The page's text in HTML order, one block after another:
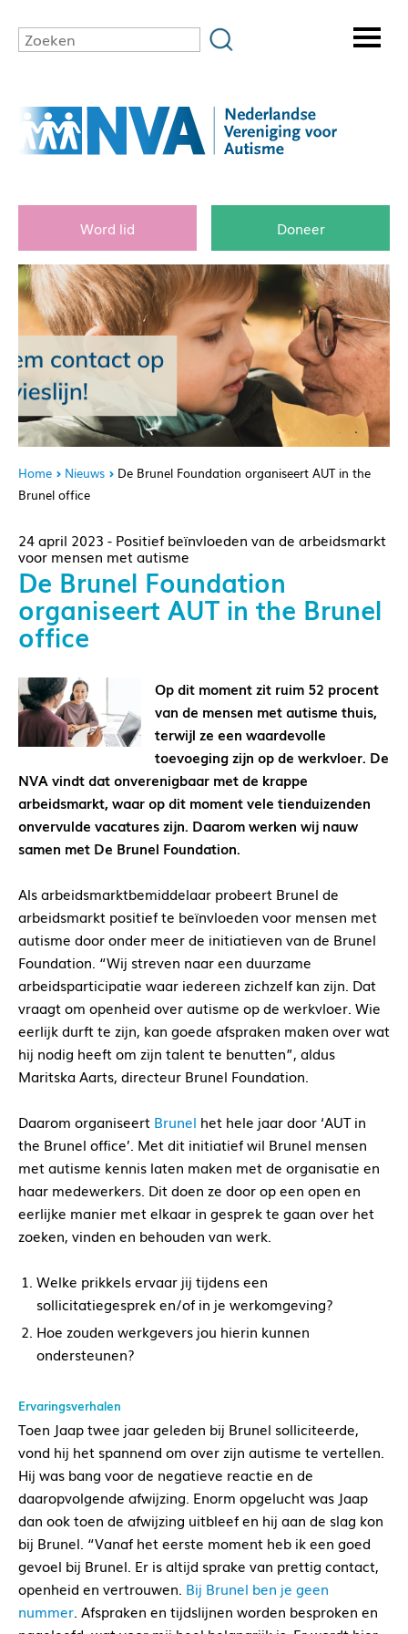
Word lid Doneer
Home Nieuws
De Brunel Foundation organiseert AUT in the
Brunel office
24 april 2023 - Positief beïnvloeden van de arbeidsmarkt
voor mensen met autisme
De Brunel Foundation
organiseert AUT in the Brunel
office
Op dit moment zit ruim 52 procent
van de mensen met autisme thuis,
terwijl ze een waardevolle
toevoeging zijn op de werkvloer. De
NVA vindt dat onverenigbaar met de krappe
arbeidsmarkt, waar op dit moment vele tienduizenden
onvervulde vacatures zijn. Daarom werken wij nauw
samen met De Brunel Foundation.
Als arbeidsmarktbemiddelaar probeert Brunel de
arbeidsmarkt positief te beïnvloeden voor mensen met
autisme door onder meer de initiatieven van de Brunel
Foundation. “Wij streven naar een duurzame
arbeidsparticipatie waar iedereen zichzelf kan zijn. Dat
vraagt om openheid over autisme op de werkvloer. Wie
eerlijk durft te zijn, kan goede afspraken maken over wat
hij nodig heeft om zijn talent te benutten”, aldus
Maritska Aarts, directeur Brunel Foundation.
Daarom organiseert Brunel het hele jaar door ‘AUT in
the Brunel office’. Met dit initiatief wil Brunel mensen
met autisme kennis laten maken met de organisatie en
haar medewerkers. Dit doen ze door op een open en
eerlijke manier met elkaar in gesprek te gaan over het
zoeken, vinden en behouden van werk.
Welke prikkels ervaar jij tijdens een
sollicitatiegesprek en/of in je werkomgeving?
Hoe zouden werkgevers jou hierin kunnen
ondersteunen?
Ervaringsverhalen
Toen Jaap twee jaar geleden bij Brunel solliciteerde,
vond hij het spannend om over zijn autisme te vertellen.
Hij was bang voor de negatieve reactie en de
daaropvolgende afwijzing. Enorm opgelucht was Jaap
dan ook toen de afwijzing uitbleef en hij aan de slag kon
bij Brunel. “Vanaf het eerste moment heb ik een goed
gevoel bij Brunel. Er is altijd sprake van prettig contact,
openheid en vertrouwen. Bij Brunel ben je geen
nummer. Afspraken en tijdslijnen worden besproken en